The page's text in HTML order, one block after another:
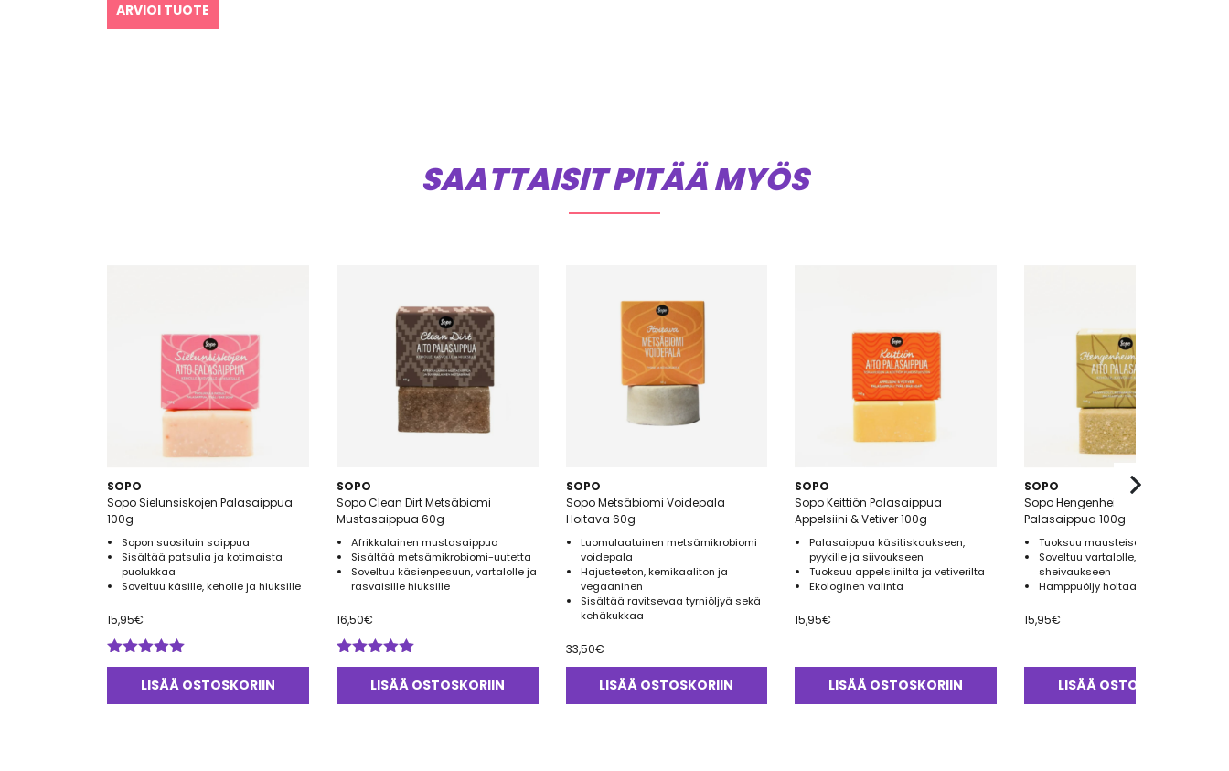
ARVIOI TUOTE
SAATTAISIT PITÄÄ MYÖS
SOPO
Sopo Sielunsiskojen Palasaippua
100g
Sopon suosituin saippua
Sisältää patsulia ja kotimaista
puolukkaa
Soveltuu käsille, keholle ja hiuksille
15,95€
Arvostelu
tuotteesta:
LISÄÄ OSTOSKORIIN
SOPO
Sopo Clean Dirt Metsäbiomi
Mustasaippua 60g
Afrikkalainen mustasaippua
Sisältää metsämikrobiomi-uutetta
Soveltuu käsienpesuun, vartalolle ja
rasvaisille hiuksille
16,50€
Arvostelu
tuotteesta:
LISÄÄ OSTOSKORIIN
SOPO
Sopo Metsäbiomi Voidepala
Hoitava 60g
Luomulaatuinen metsämikrobiomi
voidepala
Hajusteeton, kemikaaliton ja
vegaaninen
Sisältää ravitsevaa tyrniöljyä sekä
kehäkukkaa
33,50€
LISÄÄ OSTOSKORIIN
SOPO
Sopo Keittiön Palasaippua
Appelsiini & Vetiver 100g
Palasaippua käsitiskaukseen,
pyykille ja siivoukseen
Tuoksuu appelsiinilta ja vetiverilta
Ekologinen valinta
15,95€
LISÄÄ OSTOSKORIIN
SOPO
Sopo Hengenheimolaisten
Palasaippua 100g
Tuoksuu mausteisen yrttiseltä
Soveltuu vartalolle, hiuksille sekä
sheivaukseen
Hamppuöljy hoitaa ihoa
15,95€
LISÄÄ OSTOSKORIIN